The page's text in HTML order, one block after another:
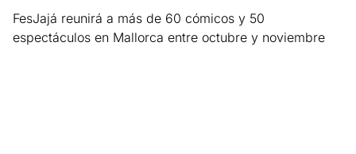
FesJajá reunirá a más de 60 cómicos y 50
espectáculos en Mallorca entre octubre y noviembre